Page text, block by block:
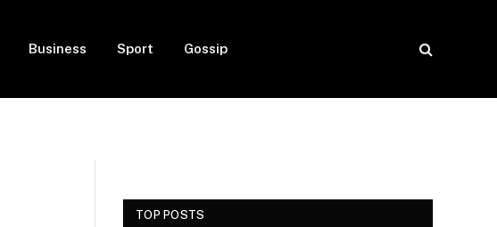
Business Sport Gossip
TOP POSTS